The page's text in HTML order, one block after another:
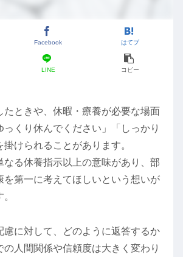
Facebook はてブ
LINE コピー
たときや、休暇・療養が必要な場面
っくり休んでください」「しっかり
けられることがあります。
なる休養指示以上の意味があり、部
を第一に考えてほしいという想いが
慮に対して、どのように返答するか
の人間関係や信頼度は大きく変わり